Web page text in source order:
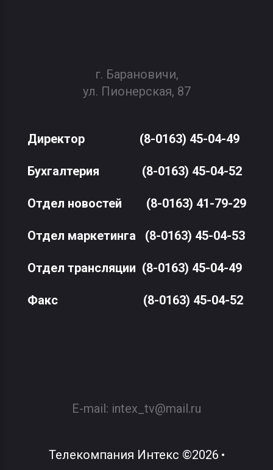
г. Барановичи,
ул. Пионерская, 87
Директор (8-0163) 45-04-49
Бухгалтерия (8-0163) 45-04-52
Отдел новостей (8-0163) 41-79-29
Отдел маркетинга (8-0163) 45-04-53
Отдел трансляции (8-0163) 45-04-49
Факс(8-0163) 45-04-52
E-mail: intex_tv@mail.ru
Телекомпания Интекс ©2026